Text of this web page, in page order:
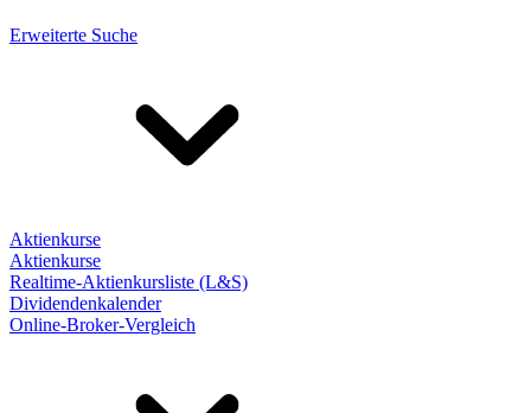
Erweiterte Suche
Aktienkurse
Aktienkurse
Realtime-Aktienkursliste (L&S)
Dividendenkalender
Online-Broker-Vergleich